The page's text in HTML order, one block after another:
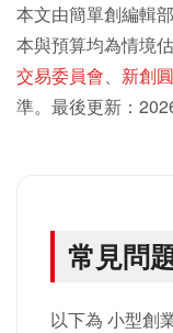
本文由簡單創編輯
本與預算均為情境
交易委員會、 新創
準。最後更新：
常見問
以下為 小型創